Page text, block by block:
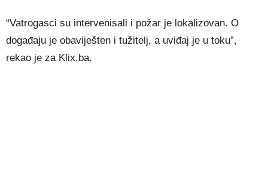
“Vatrogasci su intervenisali i požar je lokalizovan. O
događaju je obaviješten i tužitelj, a uviđaj je u toku”,
rekao je za Klix.ba.